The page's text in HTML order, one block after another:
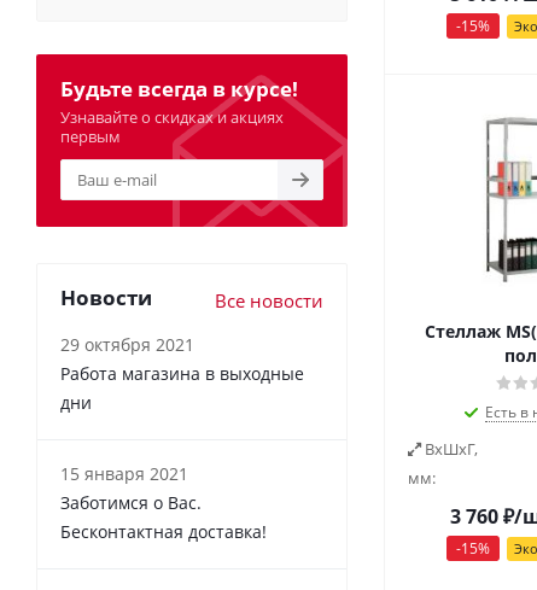
-15%
Стеллаж
Есть в
ВxШxГ,
мм:
3 760₽/
-15%
Будьте всегда в курсе!
Узнавайте о скидках и акциях
первым
Новости Все новости
29 октября 2021
Работа магазина в выходные
дни
15 января 2021
Заботимся о Вас.
Бесконтактная доставка!